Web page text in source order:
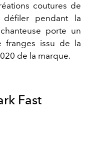
coutures de
pendant la
porte un
franges issu de la
de la marque.
Fast